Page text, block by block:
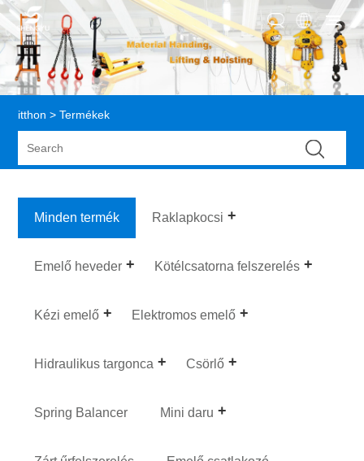
itthon > Termékek
Minden termék Raklapkocsi
Emelő heveder Kötélcsatorna felszerelés
Kézi emelő Elektromos emelő
Hidraulikus targonca Csörlő
Spring Balancer Mini daru